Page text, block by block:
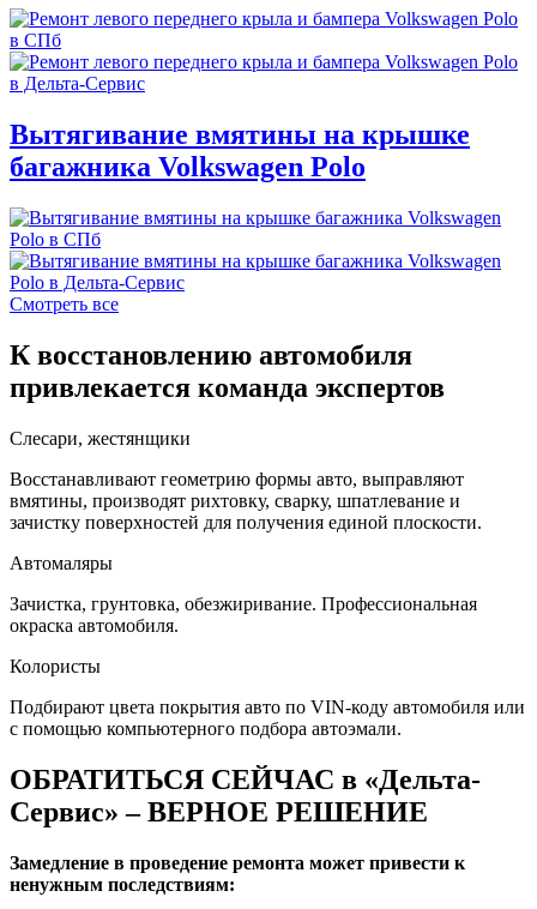
Вытягивание вмятины на крышке
багажника Volkswagen Polo
Смотреть все
К восстановлению автомобиля
привлекается команда экспертов
Слесари, жестянщики
Восстанавливают геометрию формы авто, выправляют
вмятины, производят рихтовку, сварку, шпатлевание и
зачистку поверхностей для получения единой плоскости.
Автомаляры
Зачистка, грунтовка, обезжиривание. Профессиональная
окраска автомобиля.
Колористы
Подбирают цвета покрытия авто по VIN-коду автомобиля или
с помощью компьютерного подбора автоэмали.
ОБРАТИТЬСЯ СЕЙЧАС в «Дельта-
Сервис» – ВЕРНОЕ РЕШЕНИЕ
Замедление в проведение ремонта может привести к
ненужным последствиям: